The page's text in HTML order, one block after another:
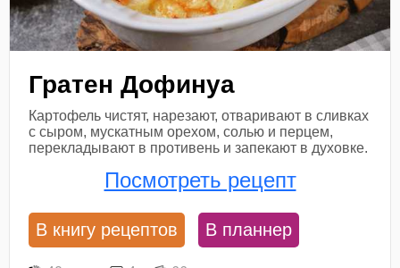
Гратен Дофинуа
Картофель чистят, нарезают, отваривают в сливках
с сыром, мускатным орехом, солью и перцем,
перекладывают в противень и запекают в духовке.
Посмотреть рецепт
В книгу рецептов В планнер